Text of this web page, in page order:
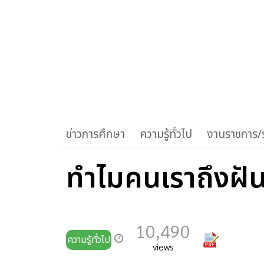
ข่าวการศึกษา ความรู้ทั่วไป งานราชกา
ทำไมคนเราถึงฝั
ความรู้ทั่วไป 10,490
views